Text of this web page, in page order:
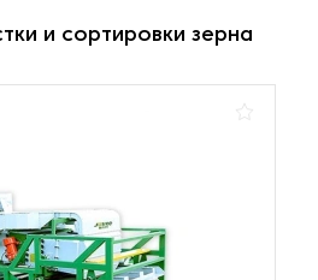
и сортировки зерна